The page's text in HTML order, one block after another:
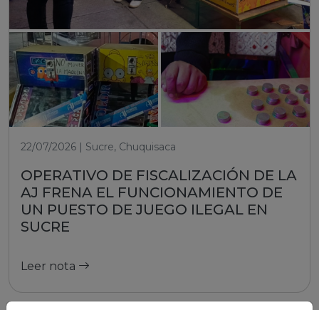
22/07/2026 | Sucre, Chuquisaca
OPERATIVO DE FISCALIZACIÓN DE LA
AJ FRENA EL FUNCIONAMIENTO DE
UN PUESTO DE JUEGO ILEGAL EN
SUCRE
Leer nota